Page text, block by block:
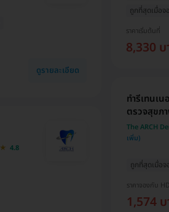
ดูรายละเอียด
4.8
ถูกที่สุดเมื่อ
ราคาเริ่มต้นที่
8,330 บ
ถูกที่สุดเมื่อ
ทำรีเทนเ
ตรวจสุขภ
The ARCH
ราคาจองกับ
1,574